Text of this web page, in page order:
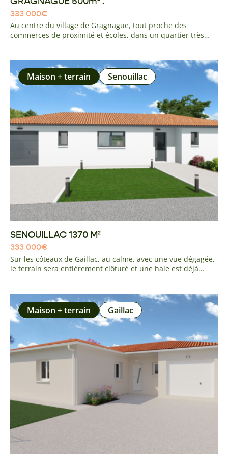
333 000€
Au centre du village de Gragnague, tout proche des
commerces de proximité et écoles, dans un quartier très
Maison + terrain Senouillac
SENOUILLAC 1370 M²
333 000€
Sur les côteaux de Gaillac, au calme, avec une vue dégagée,
le terrain sera entièrement clôturé et une haie est déjà
réalisée et installée en limite de propriété. A 5 minutes de
Gaillac, 10 minutes de l'accès A68 ALBI - GAILLAC
Maison + terrain Gaillac